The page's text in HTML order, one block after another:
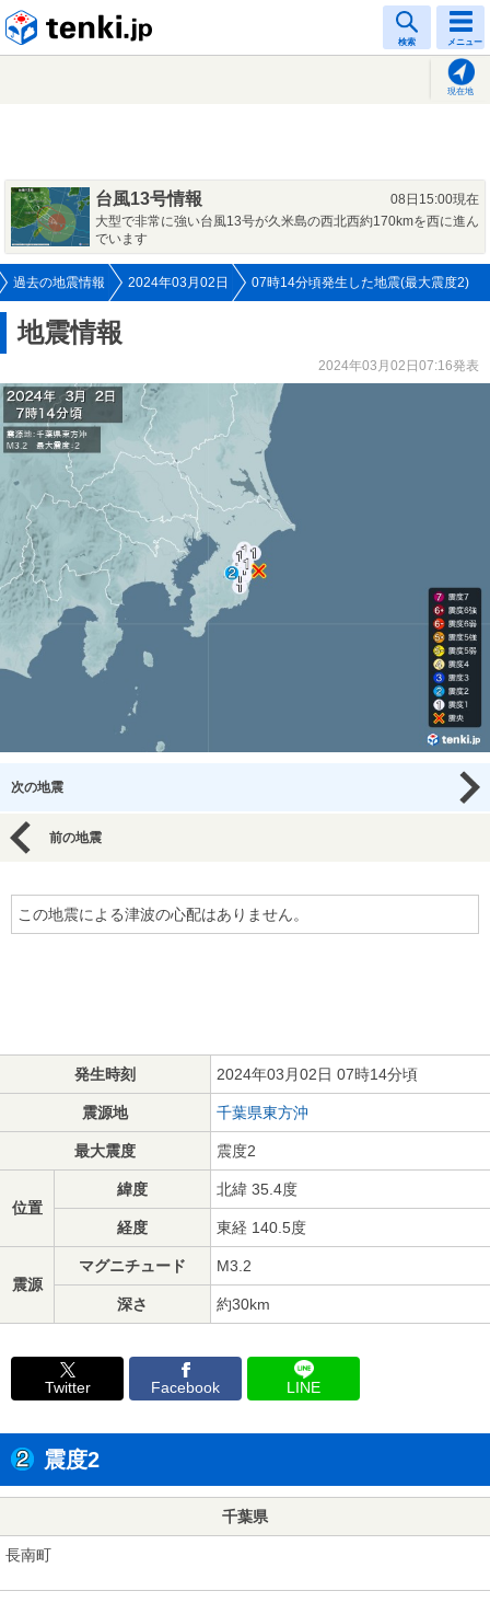
検索 メニュー
現在地
台風13号情報
08日15:00現在
大型で非常に強い台風13号が久米島の西北西約170kmを西に進ん
でいます
過去の地震情報 2024年03月02日 07時14分頃発生した地震(最大震度2)
地震情報
2024年03月02日07:16発表
次の地震
前の地震
この地震による津波の心配はありません。
発生時刻 2024年03月02日 07時14分頃
震源地 千葉県東方沖
最大震度 震度2
位置
緯度 北緯 35.4度
経度 東経 140.5度
震源
マグニチュード M3.2
深さ 約30km
Twitter Facebook LINE
震度2
千葉県
長南町